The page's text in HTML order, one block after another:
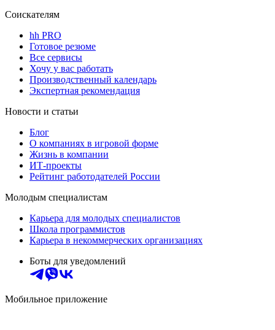
Соискателям
hh PRO
Готовое резюме
Все сервисы
Хочу у вас работать
Производственный календарь
Экспертная рекомендация
Новости и статьи
Блог
О компаниях в игровой форме
Жизнь в компании
ИТ-проекты
Рейтинг работодателей России
Молодым специалистам
Карьера для молодых специалистов
Школа программистов
Карьера в некоммерческих организациях
Боты для уведомлений
Мобильное приложение